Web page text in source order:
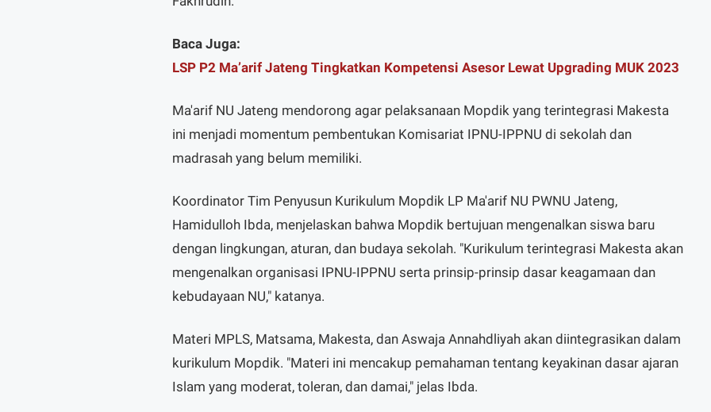
Baca Juga:
LSP P2 Ma’arif Jateng Tingkatkan Kompetensi Asesor Lewat Upgrading MUK 2023
Ma'arif NU Jateng mendorong agar pelaksanaan Mopdik yang terintegrasi Makesta
ini menjadi momentum pembentukan Komisariat IPNU-IPPNU di sekolah dan
madrasah yang belum memiliki.
Koordinator Tim Penyusun Kurikulum Mopdik LP Ma'arif NU PWNU Jateng,
Hamidulloh Ibda, menjelaskan bahwa Mopdik bertujuan mengenalkan siswa baru
dengan lingkungan, aturan, dan budaya sekolah. "Kurikulum terintegrasi Makesta akan
mengenalkan organisasi IPNU-IPPNU serta prinsip-prinsip dasar keagamaan dan
kebudayaan NU," katanya.
Materi MPLS, Matsama, Makesta, dan Aswaja Annahdliyah akan diintegrasikan dalam
kurikulum Mopdik. "Materi ini mencakup pemahaman tentang keyakinan dasar ajaran
Islam yang moderat, toleran, dan damai," jelas Ibda.